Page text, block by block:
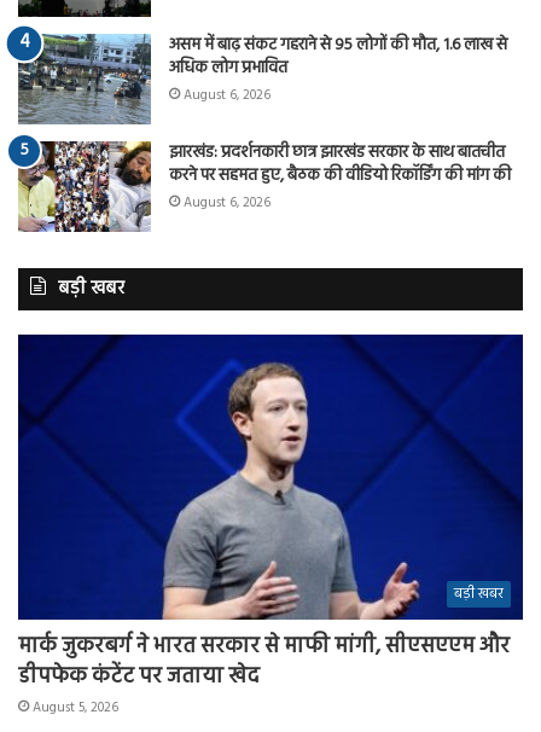
असम में बाढ़ संकट गहराने से 95 लोगों की मौत, 1.6 लाख से
अधिक लोग प्रभावित
August 6, 2026
झारखंड: प्रदर्शनकारी छात्र झारखंड सरकार के साथ बातचीत
करने पर सहमत हुए, बैठक की वीडियो रिकॉर्डिंग की मांग की
August 6, 2026
बड़ी खबर
बड़ी खबर
मार्क जुकरबर्ग ने भारत सरकार से माफी मांगी, सीएसएएम और
डीपफेक कंटेंट पर जताया खेद
August 5, 2026